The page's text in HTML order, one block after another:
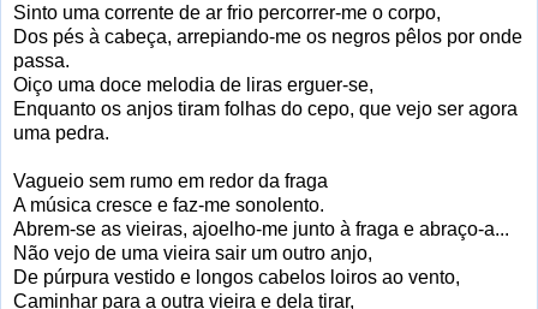
Sinto uma corrente de ar frio percorrer-me o corpo,
Dos pés à cabeça, arrepiando-me os negros pêlos por onde
passa.
Oiço uma doce melodia de liras erguer-se,
Enquanto os anjos tiram folhas do cepo, que vejo ser agora
uma pedra.
Vagueio sem rumo em redor da fraga
A música cresce e faz-me sonolento.
Abrem-se as vieiras, ajoelho-me junto à fraga e abraço-a...
Não vejo de uma vieira sair um outro anjo,
De púrpura vestido e longos cabelos loiros ao vento,
Caminhar para a outra vieira e dela tirar,